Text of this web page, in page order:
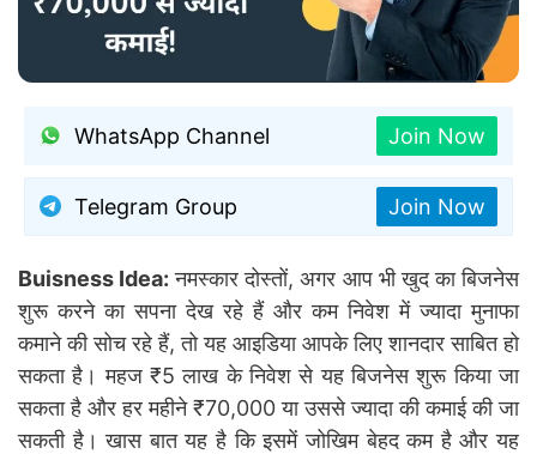
WhatsApp Channel Join Now
Telegram Group Join Now
Buisness Idea: नमस्कार दोस्तों, अगर आप भी खुद का बिजनेस
शुरू करने का सपना देख रहे हैं और कम निवेश में ज्यादा मुनाफा
कमाने की सोच रहे हैं, तो यह आइडिया आपके लिए शानदार साबित हो
सकता है। महज ₹5 लाख के निवेश से यह बिजनेस शुरू किया जा
सकता है और हर महीने ₹70,000 या उससे ज्यादा की कमाई की जा
सकती है। खास बात यह है कि इसमें जोखिम बेहद कम है और यह